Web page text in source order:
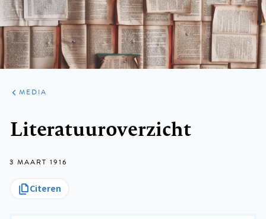
ARTIKELEN
VARIA
MEDIA
Literatuuroverzicht
3 MAART 1916
Citeren